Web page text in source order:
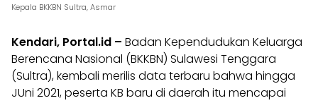
Kepala BKKBN Sultra, Asmar
Kendari, Portal.id – Badan Kependudukan Keluarga
Berencana Nasional (BKKBN) Sulawesi Tenggara
(Sultra), kembali merilis data terbaru bahwa hingga
JUni 2021, peserta KB baru di daerah itu mencapai